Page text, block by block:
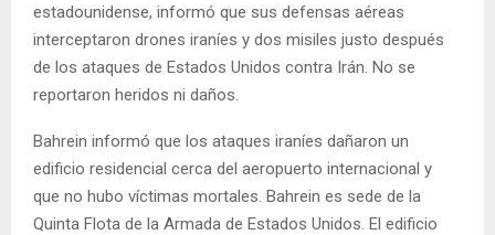
estadounidense, informó que sus defensas aéreas
interceptaron drones iraníes y dos misiles justo después
de los ataques de Estados Unidos contra Irán. No se
reportaron heridos ni daños.
Bahrein informó que los ataques iraníes dañaron un
edificio residencial cerca del aeropuerto internacional y
que no hubo víctimas mortales. Bahrein es sede de la
Quinta Flota de la Armada de Estados Unidos. El edificio